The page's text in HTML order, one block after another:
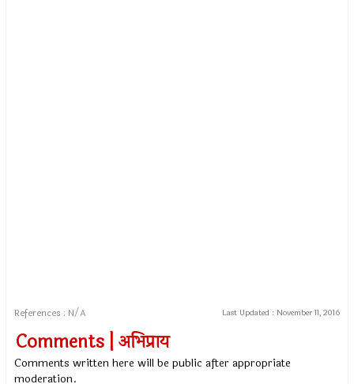
References : N/A Last Updated : November 11, 2016
Comments | अभिप्राय
Comments written here will be public after appropriate
moderation.